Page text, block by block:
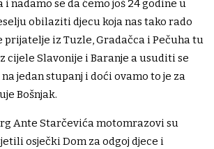
i nadamo se da ćemo još 24 godine u
obilaziti djecu koja nas tako rado
prijatelje iz Tuzle, Gradačca i Pečuha tu
cijele Slavonije i Baranje a usuditi se
jedan stupanj i doći ovamo to je za
Bošnjak.
Ante Starčevića motomrazovi su
osječki Dom za odgoj djece i